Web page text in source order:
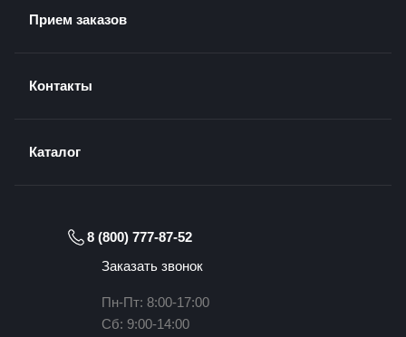
Прием заказов
Контакты
Каталог
8 (800) 777-87-52
Заказать звонок
Пн-Пт: 8:00-17:00
Сб: 9:00-14:00